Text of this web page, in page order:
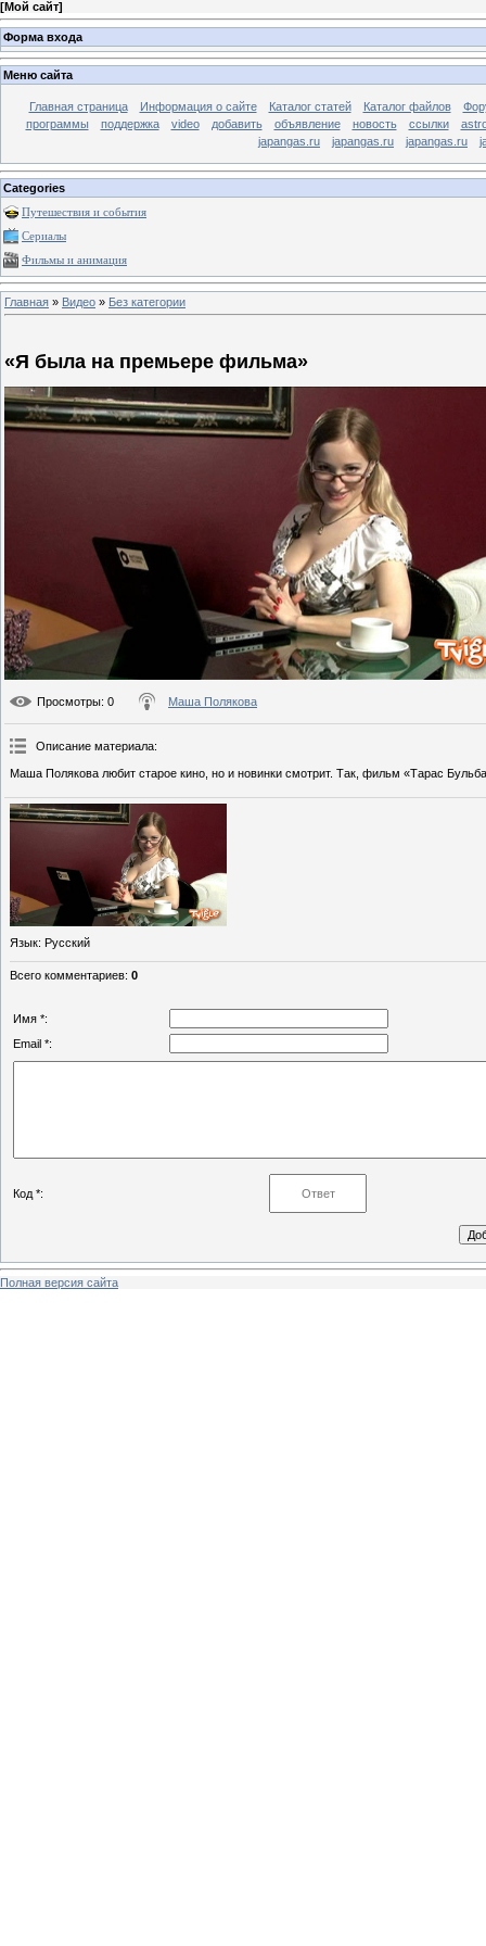
[Мой сайт]
Форма входа
Меню сайта
Главная страница Информация о сайте Каталог статей Каталог файлов
программы
поддержка video добавить объявление новость ссылки
japangas.ru
japangas.ru japangas.ru
Categories
Путешествия и события
Сериалы
Фильмы и анимация
Главная » Видео » Без категории
«Я была на премьере фильма»
Просмотры: 0 Маша Полякова
Описание материала:
Маша Полякова любит старое кино, но и новинки смотрит. Так, фильм «Тарас
Язык: Русский
Всего комментариев: 0
Имя *:
Email *:
Код *:
Полная версия сайта